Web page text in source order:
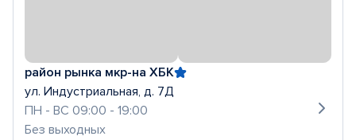
район рынка мкр-на ХБК
ул. Индустриальная, д. 7Д
ПН - ВС 09:00 - 19:00
Без выходных